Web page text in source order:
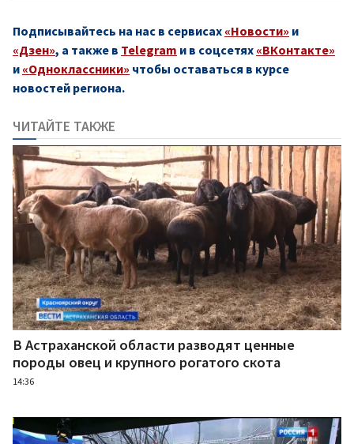
Подписывайтесь на нас в сервисах «Новости» и
«Дзен», а также в Telegram и в соцсетях «ВКонтакте»
и «Одноклассники» чтобы оставаться в курсе
новостей региона.
ЧИТАЙТЕ ТАКЖЕ
В Астраханской области разводят ценные
породы овец и крупного рогатого скота
14:36